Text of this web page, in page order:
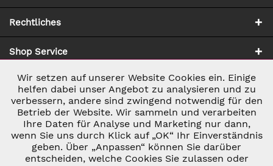
Rechtliches
Shop Service
Zahlung & Versand
Notwendig Aktiv
Marketing Inaktiv
Tracking Inaktiv
Wir setzen auf unserer Website Cookies ein. Einige
helfen dabei unser Angebot zu analysieren und zu
verbessern, andere sind zwingend notwendig für den
Betrieb der Website. Wir sammeln und verarbeiten
Ihre Daten für Analyse und Marketing nur dann,
wenn Sie uns durch Klick auf „OK“ Ihr Einverständnis
geben. Über „Anpassen“ können Sie darüber
entscheiden, welche Cookies Sie zulassen oder